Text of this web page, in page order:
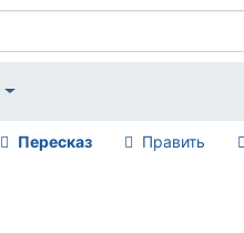
Пересказ Править